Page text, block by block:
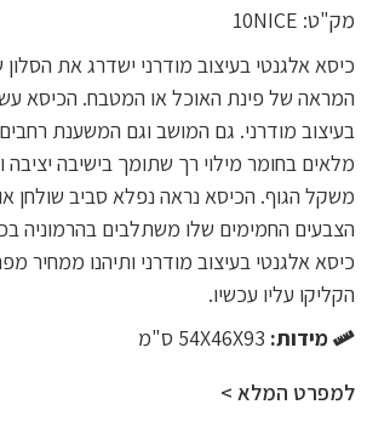
מק"ט: 10NICE
כיסא אלגנטי בעיצוב מודרני ישדרג את
המראה של פינת האוכל או המטבח. הכיסא
בעיצוב מודרני. גם המושב וגם המשענת רחבים
מלאים בחומר מילוי רך שתומך בישיבה יציבה
משקל הגוף. הכיסא נראה נפלא סביב שולחן
הצבעים החמימים שלו משתלבים בהרמוניה
כיסא אלגנטי בעיצוב מודרני ותיהנו ממחיר
הקליקו עליו עכשיו.
מידות: 54X46X93 ס"מ
למפרט המלא >